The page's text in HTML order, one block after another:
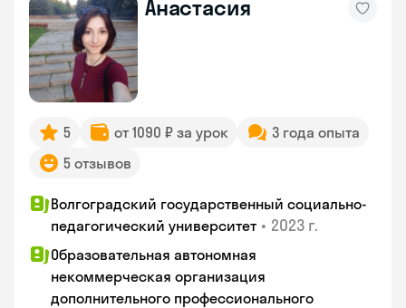
Анастасия
5 от 1090 ₽ за урок
3 года опыта
5 отзывов
Волгоградский государственный социально-
педагогический университет • 2023 г.
Образовательная автономная
некоммерческая организация
дополнительного профессионального